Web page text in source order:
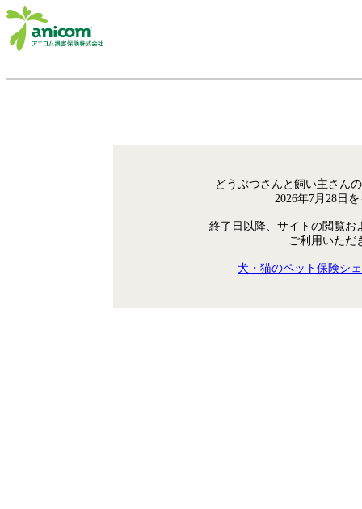
どうぶつさんと飼い主さん
2026年7月28日
終了日以降、サイトの閲覧お
ご利用いただ
犬・猫のペット保険シ